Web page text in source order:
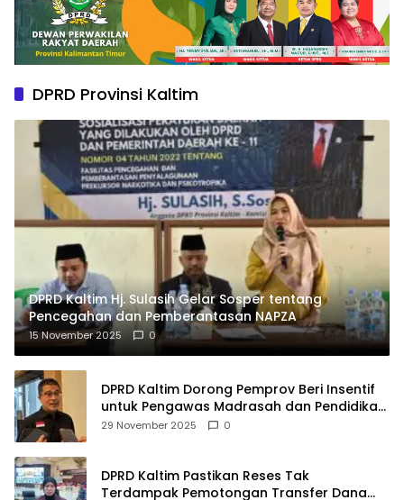
DPRD Provinsi Kaltim
DPRD Kaltim Hj. Sulasih Gelar Sosper tentang
Pencegahan dan Pemberantasan NAPZA
15 November 2025 0
DPRD Kaltim Dorong Pemprov Beri Insentif
untuk Pengawas Madrasah dan Pendidikan
Agama
29 November 2025 0
DPRD Kaltim Pastikan Reses Tak
Terdampak Pemotongan Transfer Dana